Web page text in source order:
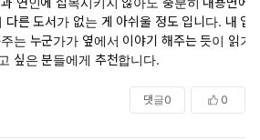
른 도서가 없는 게 아쉬울 정도 입니다. 내 입
는 누군가가 옆에서 이야기 해주는 듯이 읽기
싶은 분들에게 추천합니다.
댓글0 0